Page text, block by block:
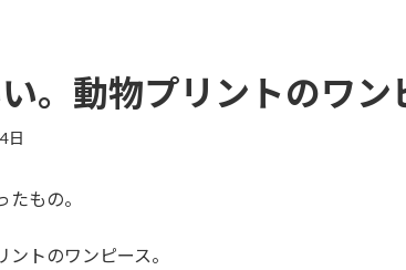
。動物プリントのワン
日
たもの。
ントのワンピース。